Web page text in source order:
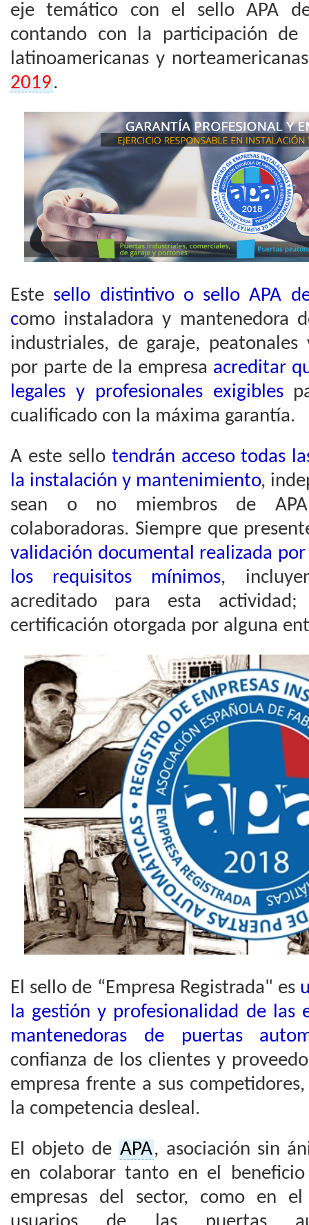
eje temático con el sello APA de
contando con la participación de
latinoamericanas y
2019.
Este sello distintivo o sello APA
como instaladora y mantenedora
industriales, de garaje,
por parte de la empresa acreditar
legales y profesionales exigibles
cualificado con la máxima garantía.
A este sello tendrán acceso todas
la instalación y mantenimiento,
sean o no miembros de
colaboradoras. Siempre que
validación documental realizada
los requisitos mínimos,
acreditado para esta
certificación otorgada por alguna
El sello de “Empresa Registrada" es
la gestión y profesionalidad de las
mantenedoras de puertas
confianza de los clientes y
empresa frente a sus
la competencia desleal.
El objeto de APA, asociación sin
en colaborar tanto en el
empresas del sector, como en